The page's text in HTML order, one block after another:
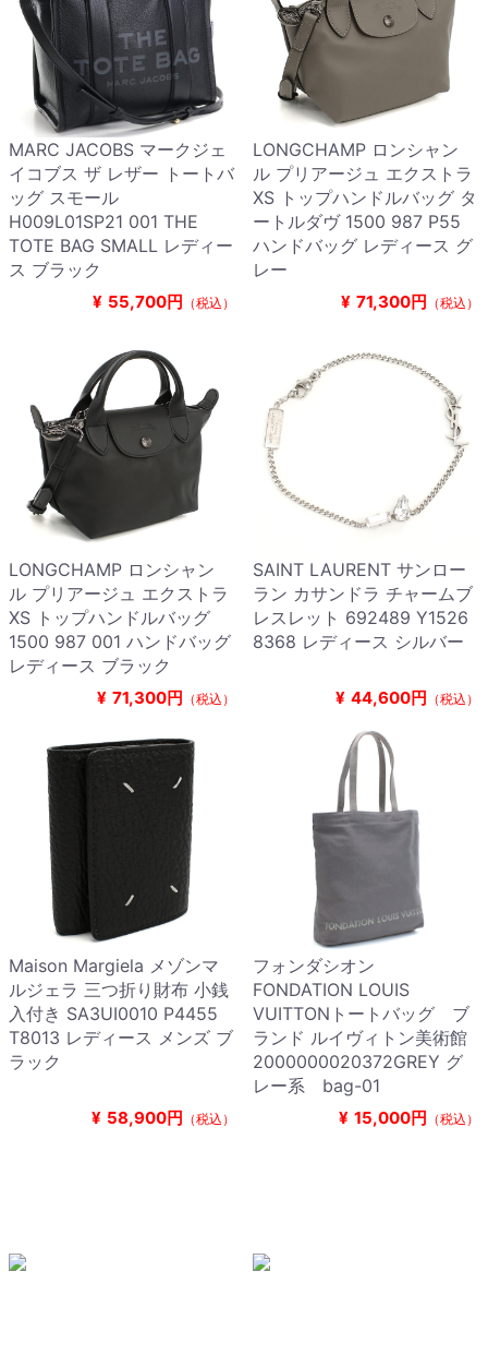
MARC JACOBS マークジェ
イコブス ザ レザー トートバ
ッグ スモール
H009L01SP21 001 THE
TOTE BAG SMALL レディー
ス ブラック
¥ 55,700円 （税込）
LONGCHAMP ロンシャン
ル プリアージュ エクストラ
XS トップハンドルバッグ タ
ートルダヴ 1500 987 P55
ハンドバッグ レディース グ
レー
¥ 71,300円 （税込）
LONGCHAMP ロンシャン
ル プリアージュ エクストラ
XS トップハンドルバッグ
1500 987 001 ハンドバッグ
レディース ブラック
¥ 71,300円 （税込）
SAINT LAURENT サンロー
ラン カサンドラ チャームブ
レスレット 692489 Y1526
8368 レディース シルバー
¥ 44,600円 （税込）
Maison Margiela メゾンマ
ルジェラ 三つ折り財布 小銭
入付き SA3UI0010 P4455
T8013 レディース メンズ ブ
ラック
¥ 58,900円 （税込）
フォンダシオン
FONDATION LOUIS
VUITTONトートバッグ ブ
ランド ルイヴィトン美術館
2000000020372GREY グ
レー系 bag-01
¥ 15,000円 （税込）